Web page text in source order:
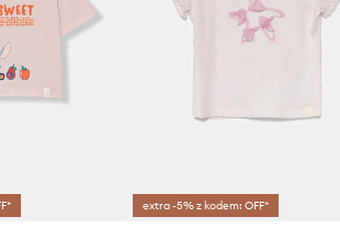
extra -5% z kodem: OFF*